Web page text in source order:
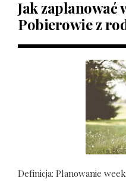
Jak zaplanować
Pobierowie z
Definicja: Planowanie